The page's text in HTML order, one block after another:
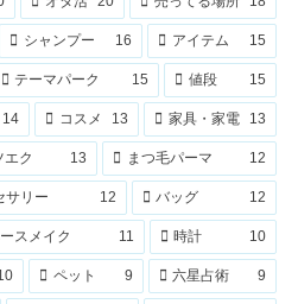
シャンプー 16 アイテム 15
テーマパーク 15 値段 15
14 コスメ 13 家具・家電 13
エク 13 まつ毛パーマ 12
サリー 12 バッグ 12
スメイク 11 時計 10
ペット 9 六星占術 9